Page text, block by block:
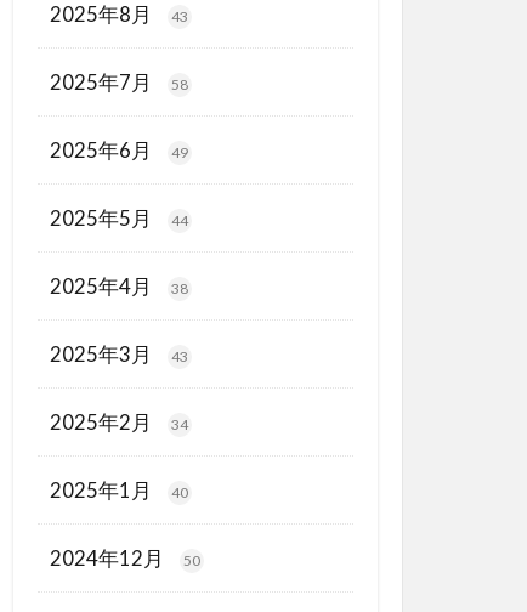
2025年8月 43
2025年7月 58
2025年6月 49
2025年5月 44
2025年4月 38
2025年3月 43
2025年2月 34
2025年1月 40
2024年12月 50